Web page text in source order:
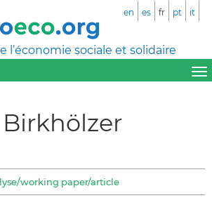
l’économie sociale et solidaire
en es fr pt it
working paper/article